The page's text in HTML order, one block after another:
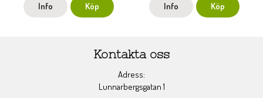
Info Köp Info Köp
Kontakta oss
Adress:
Lunnarbergsgatan 1